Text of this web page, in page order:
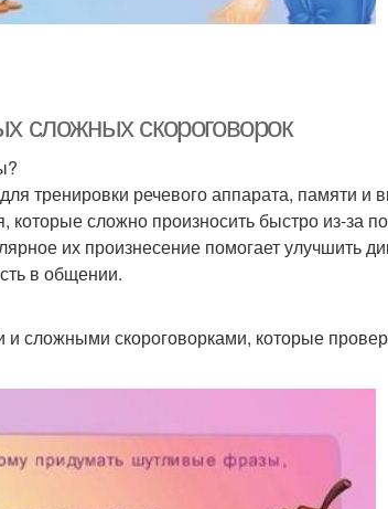
сложных скороговорок
тренировки речевого аппарата, памяти и
сложно произносить быстро из-за
их произнесение помогает улучшить
в общении.
сложными скороговорками, которые